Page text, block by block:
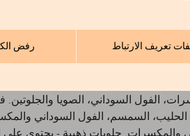
رفض تعريف الارتباط
الصويا. قد يحتوي على آثار من
آثار من: المكسرات، الحليب، الصويا،
الألبان. قد يحتوي على آثار من
على آثار من الصويا، الحليب،
الفول السوداني، الصويا
الحليب، السمسم، الفول السوداني
والمكسرات. حلويات ذهبية - يحتوي